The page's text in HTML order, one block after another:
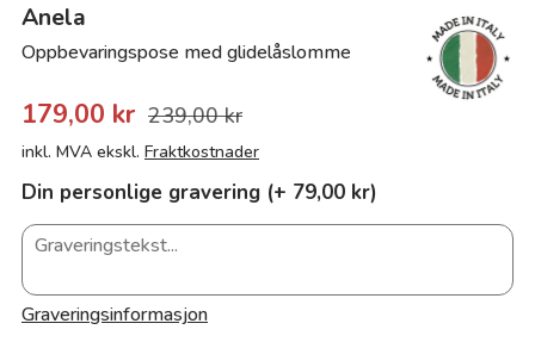
Anela
Oppbevaringspose med glidelåslomme
179,00 kr 239,00 kr
inkl. MVA ekskl. Fraktkostnader
Din personlige gravering (+ 79,00 kr)
Graveringsinformasjon